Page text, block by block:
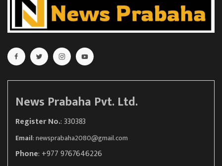
News Prabaha Pvt. Ltd.
Register No.: 330383
Email:newsprabaha2080@gmail.com
Phone: +977 9767646226